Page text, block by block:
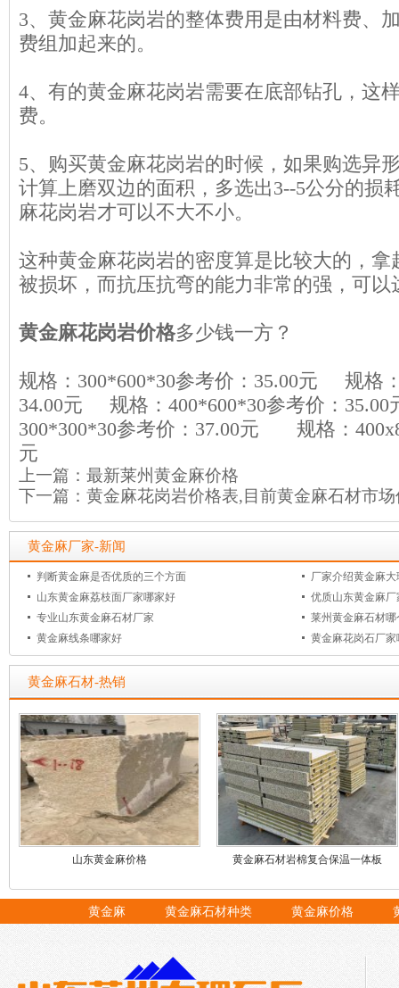
3、黄金麻花岗岩的整体费用是由材料费、
费组加起来的。
4、有的黄金麻花岗岩需要在底部钻孔，这
费。
5、购买黄金麻花岗岩的时候，如果购选异
计算上磨双边的面积，多选出3--5公分的损
麻花岗岩才可以不大不小。
这种黄金麻花岗岩的密度算是比较大的，
被损坏，而抗压抗弯的能力非常的强，可以
黄金麻花岗岩价格多少钱一方？
规格：300*600*30参考价：35.00元 规格
34.00元 规格：400*600*30参考价：
300*300*30参考价：37.00元 规格：
元
上一篇： 最新莱州黄金麻价格
下一篇： 黄金麻花岗岩价格表,目前黄金麻石材市
黄金麻厂家-新闻
判断黄金麻是否优质的三个方面
厂家介绍黄金麻
山东黄金麻荔枝面厂家哪家好
优质山东黄金麻厂
专业山东黄金麻石材厂家
莱州黄金麻石材哪
黄金麻线条哪家好
黄金麻花岗石厂家
黄金麻石材-热销
山东黄金麻价格 黄金麻石材岩棉复合保温一体板
黄金麻 黄金麻石材种类 黄金麻价格